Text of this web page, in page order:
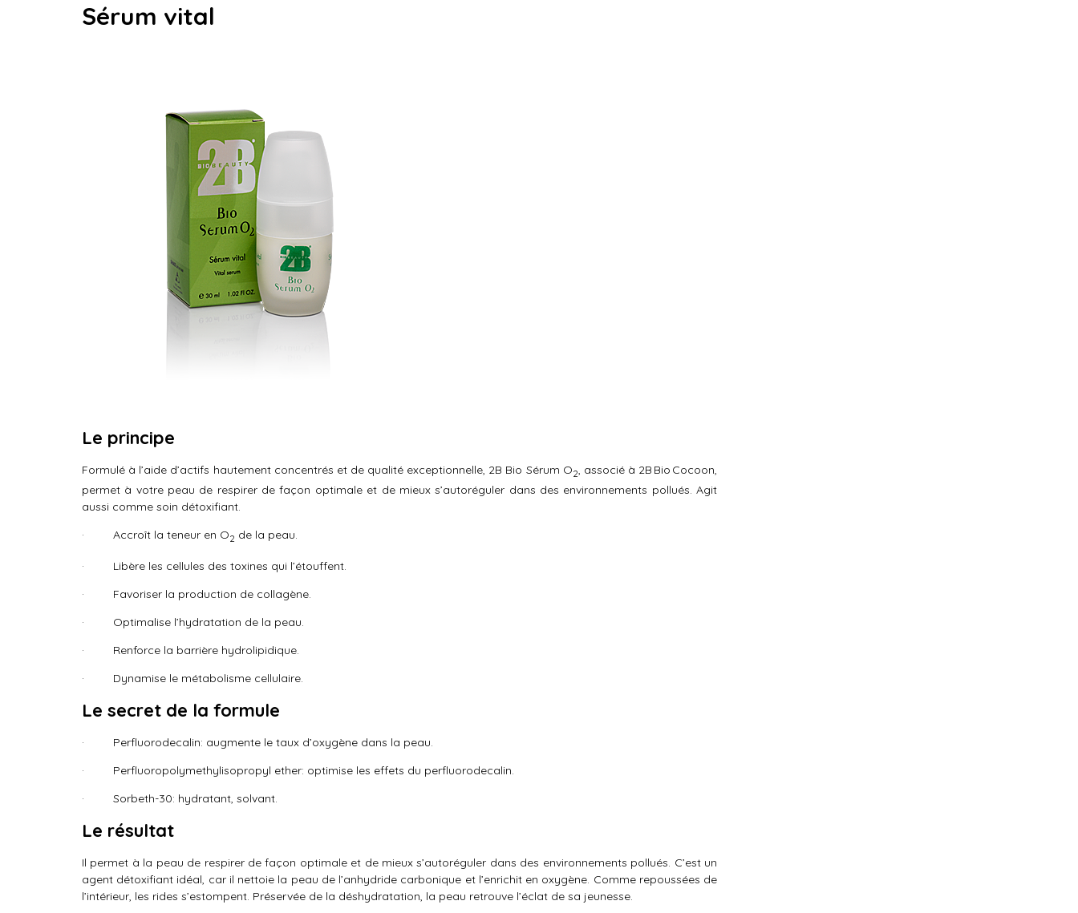
Sérum vital
Le principe
Formulé à l’aide d’actifs hautement concentrés et de qualité exceptionnelle, 2B Bio Sérum O2, associé à 2B Bio Cocoon,
permet à votre peau de respirer de façon optimale et de mieux s’autoréguler dans des environnements pollués. Agit
aussi comme soin détoxifiant.
· Accroît la teneur en O2 de la peau.
· Libère les cellules des toxines qui l’étouffent.
· Favoriser la production de collagène.
· Optimalise l’hydratation de la peau.
· Renforce la barrière hydrolipidique.
· Dynamise le métabolisme cellulaire.
Le secret de la formule
· Perfluorodecalin: augmente le taux d’oxygène dans la peau.
· Perfluoropolymethylisopropyl ether: optimise les effets du perfluorodecalin.
· Sorbeth-30: hydratant, solvant.
Le résultat
Il permet à la peau de respirer de façon optimale et de mieux s’autoréguler dans des environnements pollués. C’est un
agent détoxifiant idéal, car il nettoie la peau de l’anhydride carbonique et l’enrichit en oxygène. Comme repoussées de
l’intérieur, les rides s’estompent. Préservée de la déshydratation, la peau retrouve l’éclat de sa jeunesse.